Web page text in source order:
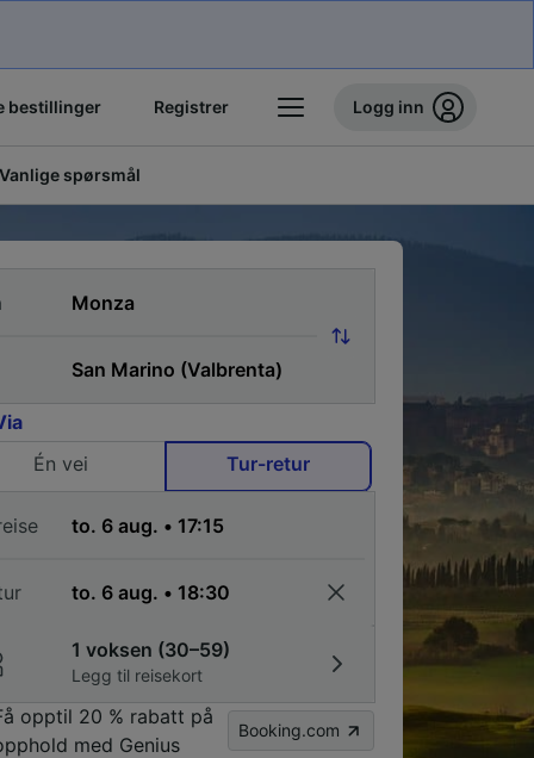
bestillinger Registrer Logg inn
Vanlige spørsmål
Én vei
Tur-retur
1 voksen (30–59)
Legg til reisekort
opptil 20 % rabatt på
med Genius
Booking.com